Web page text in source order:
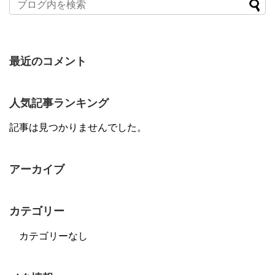
最近のコメント
人気記事ランキング
記事は見つかりませんでした。
アーカイブ
カテゴリー
カテゴリーなし